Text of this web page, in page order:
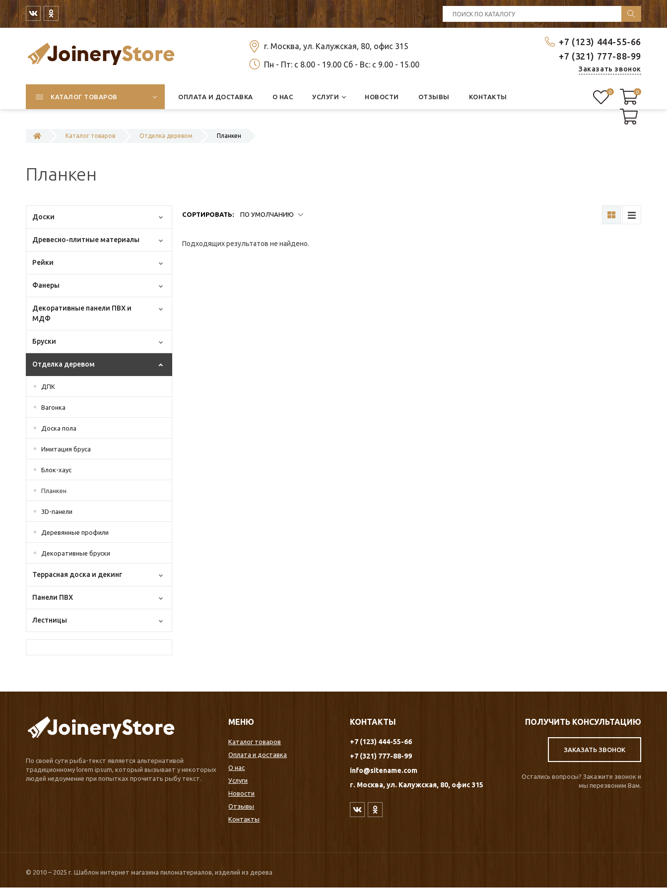
+7 (123) 444-55-66
+7 (321) 777-88-99
Заказать звонок
г. Москва, ул. Калужская, 80, офис 315
Пн - Пт: c 8.00 - 19.00 Сб - Вс: c 9.00 - 15.00
КАТАЛОГ ТОВАРОВ ОПЛАТА И ДОСТАВКА О НАС УСЛУГИ НОВОСТИ ОТЗЫВЫ КОНТАКТЫ
0 0
0
Каталог товаров Отделка деревом Планкен
Планкен
Доски
Древесно-плитные материалы
Рейки
Фанеры
Декоративные панели ПВХ и
МДФ
Бруски
Отделка деревом
ДПК
Вагонка
Доска пола
Имитация бруса
Блок-хаус
Планкен
3D-панели
Деревянные профили
Декоративные бруски
Террасная доска и декинг
Панели ПВХ
Лестницы
СОРТИРОВАТЬ: ПО УМОЛЧАНИЮ
Подходящих результатов не найдено.
По своей сути рыба-текст является альтернативой
традиционному lorem ipsum, который вызывает у некоторых
людей недоумение при попытках прочитать рыбу текст.
МЕНЮ
Каталог товаров
Оплата и доставка
О нас
Услуги
Новости
Отзывы
Контакты
КОНТАКТЫ
+7 (123) 444-55-66
+7 (321) 777-88-99
info@sitename.com
г. Москва, ул. Калужская, 80, офис 315
ПОЛУЧИТЬ КОНСУЛЬТАЦИЮ
ЗАКАЗАТЬ ЗВОНОК
Остались вопросы? Закажите звонок и
мы перезвоним Вам.
© 2010 – 2025 г. Шаблон интернет магазина пиломатериалов, изделий из дерева